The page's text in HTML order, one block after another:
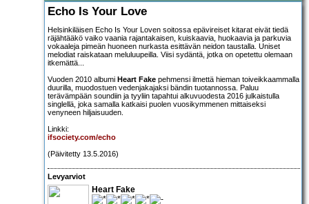
Echo Is Your Love
Helsinkiläisen Echo Is Your Loven soitossa epävireiset kitarat eivät tiedä
räjähtääkö vaiko vaania rajantakaisen, kuiskaavia, huokaavia ja parkuvia
vokaaleja pimeän huoneen nurkasta esittävän neidon taustalla. Uniset
melodiat raiskataan meluluupeilla. Viisi sydäntä, jotka on opetettu olemaan
itkemättä...
Vuoden 2010 albumi Heart Fake pehmensi ilmettä hieman toiveikkaammalla
duurilla, muodostuen vedenjakajaksi bändin tuotannossa. Paluu
terävämpään soundiin ja tyyliin tapahtui alkuvuodesta 2016 julkaistulla
singlellä, joka samalla katkaisi puolen vuosikymmenen mittaiseksi
venyneen hiljaisuuden.
Linkki:
ifsociety.com/echo
(Päivitetty 13.5.2016)
Levyarviot
Heart Fake